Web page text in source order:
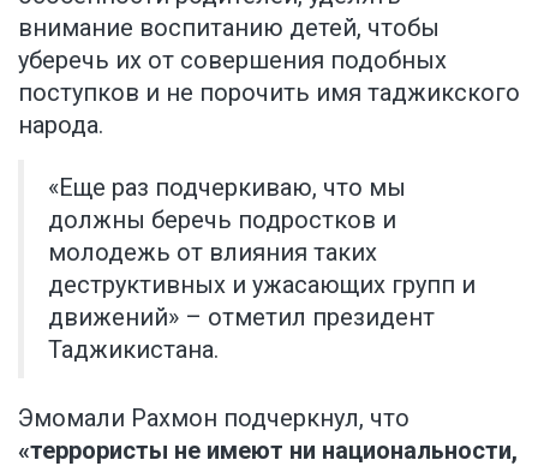
внимание воспитанию детей, чтобы
уберечь их от совершения подобных
поступков и не порочить имя таджикского
народа.
«Еще раз подчеркиваю, что мы
должны беречь подростков и
молодежь от влияния таких
деструктивных и ужасающих групп и
движений» – отметил президент
Таджикистана.
Эмомали Рахмон подчеркнул, что
«террористы не имеют ни национальности,